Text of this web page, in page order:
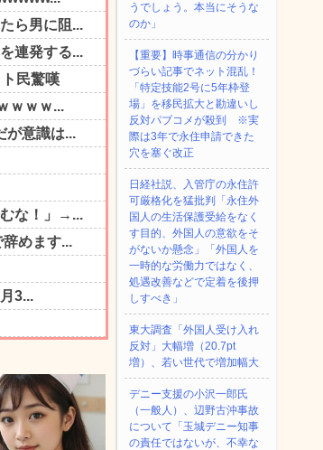
うでしょう。本当にそうな
のか」
【重要】時事通信の分かり
づらい記事でネット混乱！
「特定技能2号に5年枠登
場」を移民拡大と勘違いし
反対パブコメが殺到 ※実
際は3年で永住申請できた
穴を塞ぐ改正
日経社説、入管庁の永住許
可厳格化を猛批判「永住外
国人の生活保護受給をなく
す目的、外国人の意欲をそ
がないか懸念」「外国人を
一時的な労働力ではなく、
処遇改善などで定着を後押
しすべき」
東大調査「外国人受け入れ
反対」大幅増（20.7pt
増）、若い世代で増加幅大
デニー支援の小沢一郎氏
（一般人）、辺野古沖事故
について「玉城デニー知事
の責任ではないが、不幸な